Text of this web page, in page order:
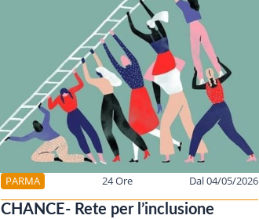
PARMA 24 Ore Dal 04/05/2026
CHANCE- Rete per l’inclusione